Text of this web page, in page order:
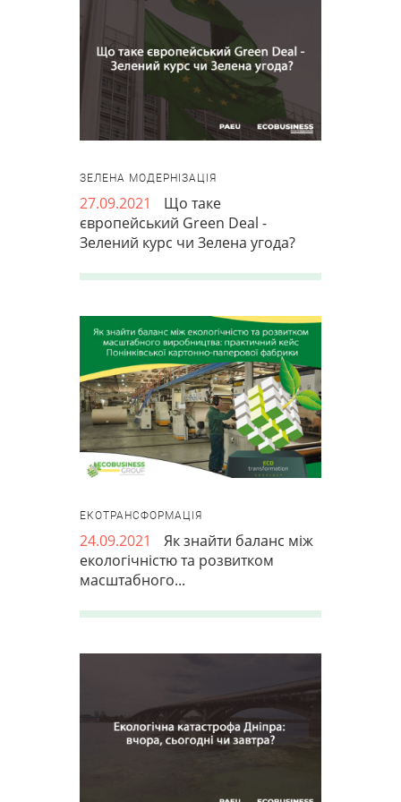
ЗЕЛЕНА МОДЕРНІЗАЦІЯ
27.09.2021
Що таке
європейський Green Deal -
Зелений курс чи Зелена угода?
ЕКОТРАНСФОРМАЦІЯ
24.09.2021
Як знайти баланс між
екологічністю та розвитком
масштабного...